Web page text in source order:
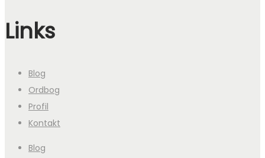
Links
Blog
Ordbog
Profil
Kontakt
Blog